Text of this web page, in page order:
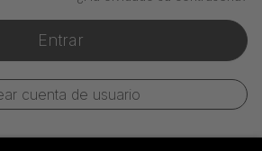
Entrar
cuenta de usuario